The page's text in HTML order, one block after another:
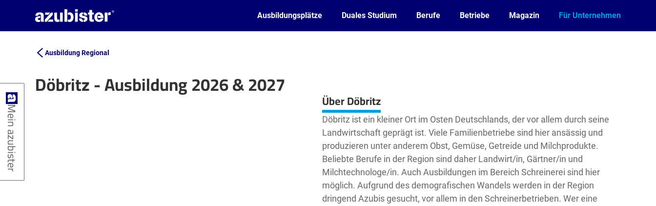
Ausbildungsplätze Duales Studium Berufe Betriebe Magazin Für Unternehmen
Ausbildung Regional
Döbritz - Ausbildung 2026 & 2027
Leaflet| ©OpenStreetMap2 Über Döbritz
Döbritz ist ein kleiner Ort im Osten Deutschlands, der vor allem durch seine
Landwirtschaft geprägt ist. Viele Familienbetriebe sind hier ansässig und
produzieren unter anderem Obst, Gemüse, Getreide und Milchprodukte.
Beliebte Berufe in der Region sind daher Landwirt/in, Gärtner/in und
Milchtechnologe/in. Auch Ausbildungen im Bereich Schreinerei sind hier
möglich. Aufgrund des demografischen Wandels werden in der Region
dringend Azubis gesucht, vor allem in den Schreinerbetrieben. Wer eine
Mein azubister